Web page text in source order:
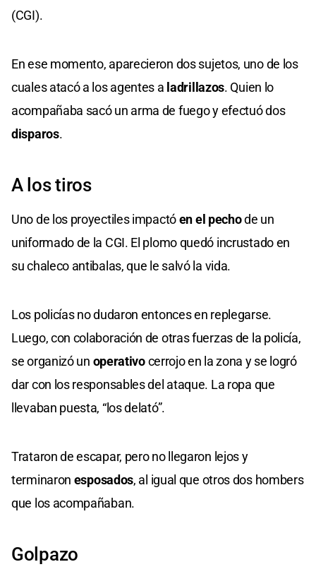
(CGI).
En ese momento, aparecieron dos sujetos, uno de los
cuales atacó a los agentes a ladrillazos. Quien lo
acompañaba sacó un arma de fuego y efectuó dos
disparos.
A los tiros
Uno de los proyectiles impactóen el pechode un
uniformado de la CGI. El plomo quedó incrustado en
su chaleco antibalas, que le salvó la vida.
Los policías no dudaron entonces en replegarse.
Luego, con colaboración de otras fuerzas de la policía,
se organizó un operativocerrojo en la zona y se logró
dar con los responsables del ataque. La ropa que
llevaban puesta, “los delató”.
Trataron de escapar, pero no llegaron lejos y
terminaron esposados, al igual que otros dos hombers
que los acompañaban.
Golpazo